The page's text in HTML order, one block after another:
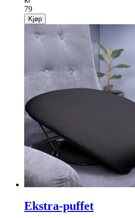
79
Kjøp
Ekstra-puffet